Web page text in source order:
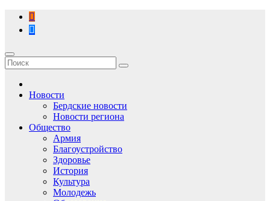
Перейти
содержимому
Новости
Бердские новости
Новости региона
Общество
Армия
Благоустройство
Здоровье
История
Культура
Молодежь